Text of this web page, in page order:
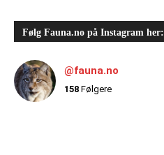
Følg Fauna.no på Instagram her:
@fauna.no
158 Følgere